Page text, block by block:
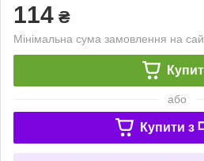
114 ₴
Мінімальна сума замовлення на
або
Купити з